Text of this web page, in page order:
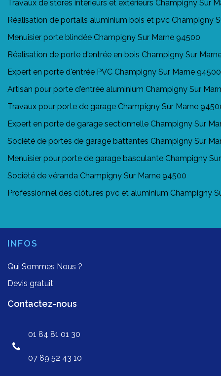
Travaux de stores intérieurs et extérieurs Champigny Sur
Réalisation de portails aluminium bois et pvc Champigny
Menuisier porte blindée Champigny Sur Marne 94500
Réalisation de porte d'entrée en bois Champigny Sur
Expert en porte d'entrée PVC Champigny Sur Marne 94500
Artisan pour porte d'entrée aluminium Champigny Sur
Travaux pour porte de garage Champigny Sur Marne
Expert en porte de garage sectionnelle Champigny Sur
Société de portes de garage battantes Champigny Sur
Menuisier pour porte de garage basculante Champigny
Société de véranda Champigny Sur Marne 94500
Professionnel des clôtures pvc et aluminium Champigny
INFOS
Qui Sommes Nous ?
Devis gratuit
Contactez-nous
01 84 81 01 30
07 89 52 43 10